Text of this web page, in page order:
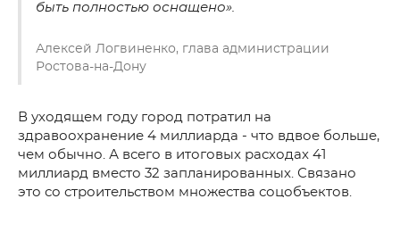
быть полностью оснащено».
Алексей Логвиненко, глава администрации
Ростова-на-Дону
В уходящем году город потратил на
здравоохранение 4 миллиарда - что вдвое больше,
чем обычно. А всего в итоговых расходах 41
миллиард вместо 32 запланированных. Связано
это со строительством множества соцобъектов.